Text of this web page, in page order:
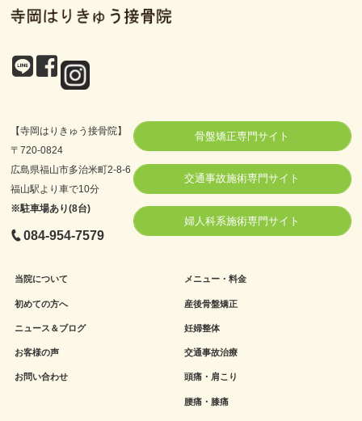
【寺岡はりきゅう接骨院】
〒720-0824
広島県福山市多治米町2-8-6
福山駅より車で10分
※駐車場あり(8台)
084-954-7579
骨盤矯正専門サイト
交通事故施術専門サイト
婦人科系施術専門サイト
当院について
初めての方へ
ニュース＆ブログ
お客様の声
お問い合わせ
メニュー・料金
産後骨盤矯正
妊婦整体
交通事故治療
頭痛・肩こり
腰痛・膝痛